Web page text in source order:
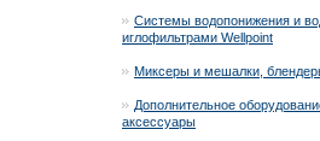
Системы водопонижения и
иглофильтрами Wellpoint
Миксеры и мешалки,
Дополнительное
аксессуары